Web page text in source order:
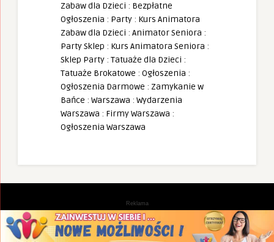
Zabaw dla Dzieci : Bezpłatne
Ogłoszenia : Party : Kurs Animatora
Zabaw dla Dzieci : Animator Seniora :
Party Sklep : Kurs Animatora Seniora :
Sklep Party : Tatuaże dla Dzieci :
Tatuaże Brokatowe : Ogłoszenia :
Ogłoszenia Darmowe : Zamykanie w
Bańce : Warszawa : Wydarzenia
Warszawa : Firmy Warszawa :
Ogłoszenia Warszawa
Reklama